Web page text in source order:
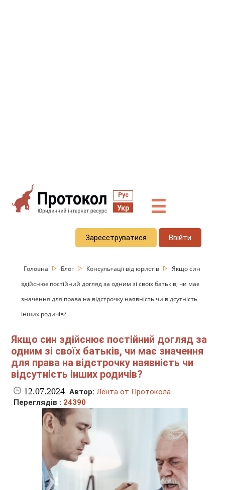
Рус
Укр ☰
Зареєструватися Ввійти
Головна Блог Консультації від юристів
Якщо син
здійснює постійний догляд за одним зі своїх батьків, чи має
значення для права на відстрочку наявність чи відсутність
інших родичів?
Якщо син здійснює постійний догляд за
одним зі своїх батьків, чи має значення
для права на відстрочку наявність чи
відсутність інших родичів?
12.07.2024 Автор: Лента от Протокола
Переглядів : 24390